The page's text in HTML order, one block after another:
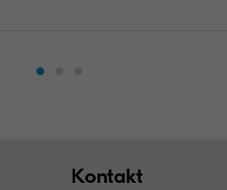
Kontakt